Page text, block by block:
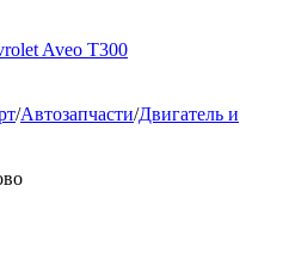
Aveo T300
/Автозапчасти/Двигатель и